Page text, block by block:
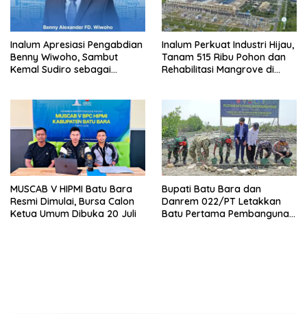
Inalum Apresiasi Pengabdian
Benny Wiwoho, Sambut
Kemal Sudiro sebagai
Inalum Perkuat Industri Hijau,
Tanam 515 Ribu Pohon dan
Rehabilitasi Mangrove di
MUSCAB V HIPMI Batu Bara
Resmi Dimulai, Bursa Calon
Ketua Umum Dibuka 20 Juli
Bupati Batu Bara dan
Danrem 022/PT Letakkan
Batu Pertama Pembangunan